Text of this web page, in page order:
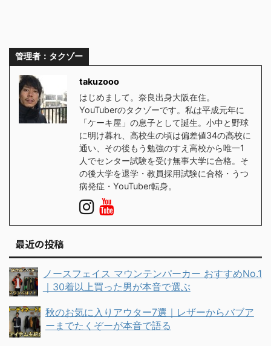
管理者：タクゾー
takuzooo
はじめまして。奈良出身大阪在住。
YouTuberのタクゾーです。私は平成元年に
「ケーキ屋」の息子として誕生。小中と野球
に明け暮れ、高校生の頃は偏差値34の高校に
通い、その後もう勉強のすえ高校から唯一1
人でセンター試験を受け無事大学に合格。そ
の後大学を退学・教員採用試験に合格・うつ
病発症・YouTuber転身。
最近の投稿
ノースフェイス マウンテンパーカー おすすめNo.1
｜30着以上買った男が本音で選ぶ
秋のお気に入りアウター7選｜レザーからバブア
ーまでたくぞーが本音で語る